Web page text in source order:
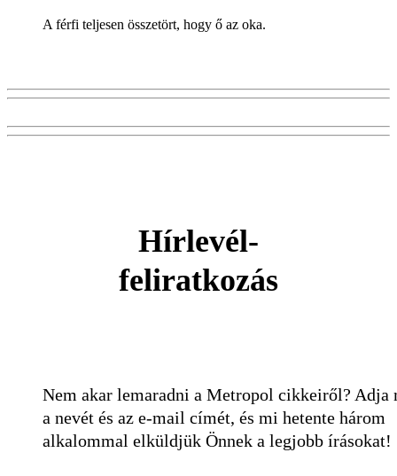
A férfi teljesen összetört, hogy ő az oka.
Hírlevél-
feliratkozás
Nem akar lemaradni a Metropol cikkeiről? Adja
a nevét és az e-mail címét, és mi hetente három
alkalommal elküldjük Önnek a legjobb írásokat!